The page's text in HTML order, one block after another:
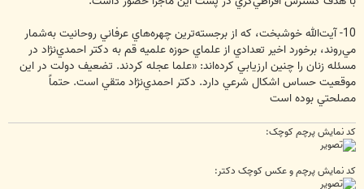
10- آيت‌الله خوشبخت، که از برجسته‌ترين چهره‌هاي عرفاني روحانيت به‌شمار
مي‌روند، برخورد اخير تعدادي از علماي حوزه علميه قم به دکتر احمدي‌نژاد در
مسئله زنان را چنين ارزيابي کرده‌اند: «علما عجله کردند. تضعيف دولت در اين
موقعيت حساس اشکال شرعي دارد. دکتر احمدي‌نژاد متقي است. حتماً
مصلحتي بوده است
کد نمایش پرچم کوچک:
کد نمایش پرچم و عکس کوچک دکتر: